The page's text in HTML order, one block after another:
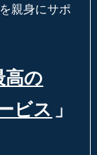
親身にサポ
高の
ビス 」